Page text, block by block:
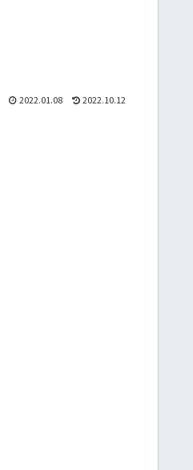
2022.01.08 2022.10.12